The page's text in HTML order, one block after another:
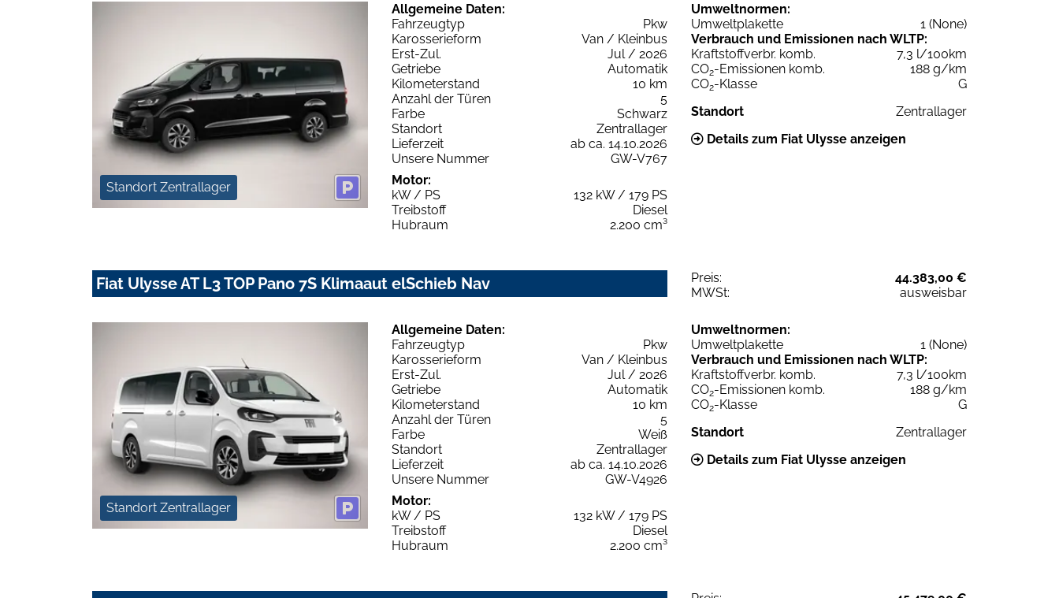
Standort Zentrallager
Allgemeine Daten:
Fahrzeugtyp
Pkw
Karosserieform
Van / Kleinbus
Erst-Zul.
Jul / 2026
Getriebe
Automatik
Kilometerstand
10 km
Anzahl der Türen
5
Farbe
Schwarz
Standort
Zentrallager
Lieferzeit
ab ca. 14.10.2026
Unsere Nummer
GW-V767
Motor:
kW / PS
132 kW / 179 PS
Treibstoff
Diesel
Hubraum
2.200 cm³
Umweltnormen:
Umweltplakette
1 (None)
Verbrauch und Emissionen nach WLTP:
Kraftstoffverbr. komb.
7,3 l/100km
CO2-Emissionen komb.
188 g/km
CO2-Klasse
G
Standort
Zentrallager
Details zum Fiat Ulysse anzeigen
Fiat Ulysse AT L3 TOP Pano 7S Klimaaut elSchieb Nav Preis:
44.383,00 €
MWSt:
ausweisbar
Standort Zentrallager
Allgemeine Daten:
Fahrzeugtyp
Pkw
Karosserieform
Van / Kleinbus
Erst-Zul.
Jul / 2026
Getriebe
Automatik
Kilometerstand
10 km
Anzahl der Türen
5
Farbe
Weiß
Standort
Zentrallager
Lieferzeit
ab ca. 14.10.2026
Unsere Nummer
GW-V4926
Motor:
kW / PS
132 kW / 179 PS
Treibstoff
Diesel
Hubraum
2.200 cm³
Umweltnormen:
Umweltplakette
1 (None)
Verbrauch und Emissionen nach WLTP:
Kraftstoffverbr. komb.
7,3 l/100km
CO2-Emissionen komb.
188 g/km
CO2-Klasse
G
Standort
Zentrallager
Details zum Fiat Ulysse anzeigen